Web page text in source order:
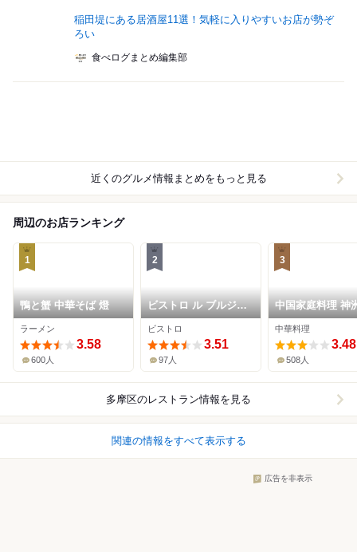
稲田堤にある居酒屋11選！気軽に入りやすいお店が勢ぞ
ろい
食べログまとめ編集部
近くのグルメ情報まとめをもっと見る
周辺のお店ランキング
1
鴨と蟹 中華そば 燈
ラーメン
3.58
600人
2
ビストロ ル ブルジョ
ン
ビストロ
3.51
97人
3
中国家庭料理 神
華
中華料理
3.48
508人
多摩区のレストラン情報を見る
関連の情報をすべて表示する
広告を非表示